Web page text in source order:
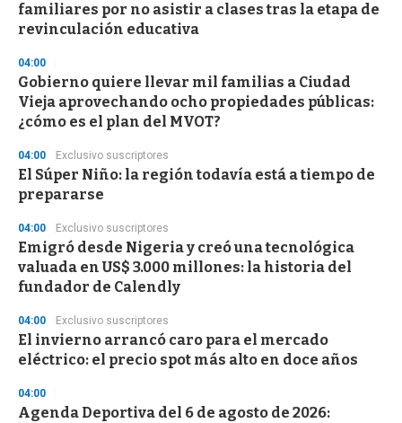
o
n
familiares por no asistir a clases tras la etapa de
revinculación educativa
04:00
Gobierno quiere llevar mil familias a Ciudad
Vieja aprovechando ocho propiedades públicas:
¿cómo es el plan del MVOT?
04:00 Exclusivo suscriptores
El Súper Niño: la región todavía está a tiempo de
prepararse
04:00 Exclusivo suscriptores
Emigró desde Nigeria y creó una tecnológica
valuada en US$ 3.000 millones: la historia del
fundador de Calendly
04:00 Exclusivo suscriptores
El invierno arrancó caro para el mercado
eléctrico: el precio spot más alto en doce años
04:00
Agenda Deportiva del 6 de agosto de 2026: